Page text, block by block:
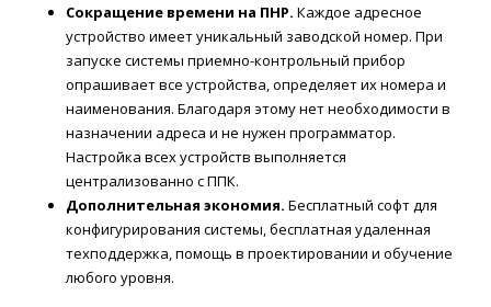
Сокращение времени на ПНР. Каждое адресное
устройство имеет уникальный заводской номер. При
запуске системы приемно-контрольный прибор
опрашивает все устройства, определяет их номера и
наименования. Благодаря этому нет необходимости в
назначении адреса и не нужен программатор.
Настройка всех устройств выполняется
централизованно с ППК.
Дополнительная экономия. Бесплатный софт для
конфигурирования системы, бесплатная удаленная
техподдержка, помощь в проектировании и обучение
любого уровня.